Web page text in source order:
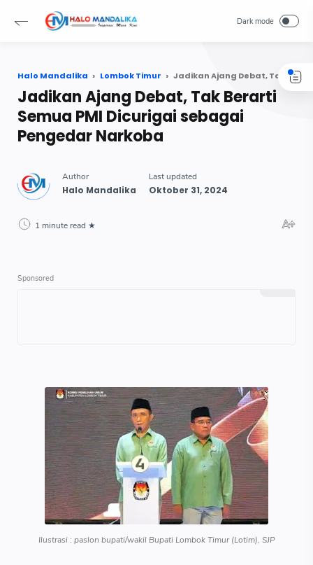
Halo Mandalika Lombok Timur Jadikan Ajang Debat, Tak Berarti Semua PMI Dicurigai sebagai Pengedar Narkoba
Jadikan Ajang Debat, Tak Berarti
Semua PMI Dicurigai sebagai
Pengedar Narkoba
1 minute read
Ilustrasi : paslon bupati/wakil Bupati Lombok Timur (Lotim), SJP